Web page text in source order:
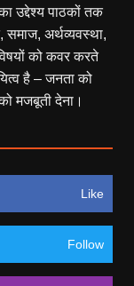
उद्देश्य पाठकों तक
समाज, अर्थव्यवस्था,
को कवर करते
है – जनता को
मजबूती देना।
Like
Follow